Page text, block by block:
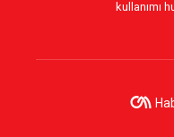
kullanımı